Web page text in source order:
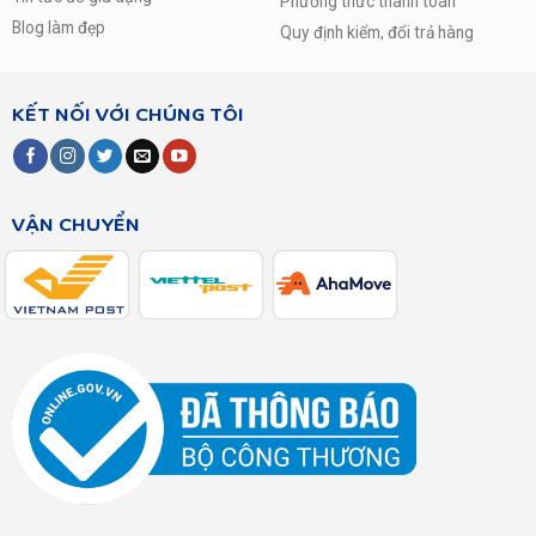
* Dựa trên kiểm tra hiệu năng Intertek đối với
RB30N4180B1 ở chế độ cài đặt mặc định. Kết quả có thể
độ tươi của thực phẩm trước khi lưu trữ.
Tiết Kiệm Điện Năng, Hoạt Động Bền Bỉ
Công Nghệ Digital Inverter
Máy nén biến tần kỹ thuật số Digital Inverter vận hành tự
động điều chỉnh 5 cấp độ theo nhu cầu làm lạnh. Tiết kiệm
Blog làm đẹp
Quy định kiểm, đổi trả hàng
KẾT NỐI VỚI CHÚNG TÔI
VẬN CHUYỂN